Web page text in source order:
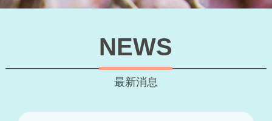
NEWS
最新消息